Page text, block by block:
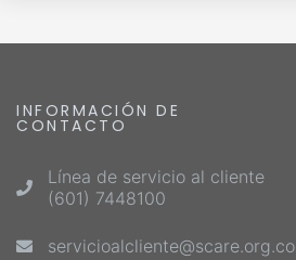
INFORMACIÓN DE
CONTACTO
Línea de servicio al cliente
(601) 7448100
servicioalcliente@scare.org.co